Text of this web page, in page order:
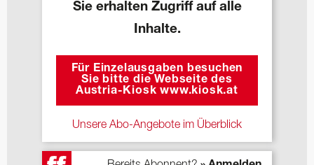
Sie erhalten Zugriff auf alle
Inhalte.
Für Einzelausgaben besuchen
Sie bitte die Webseite des
Austria-Kiosk www.kiosk.at
Unsere Abo-Angebote im Überblick